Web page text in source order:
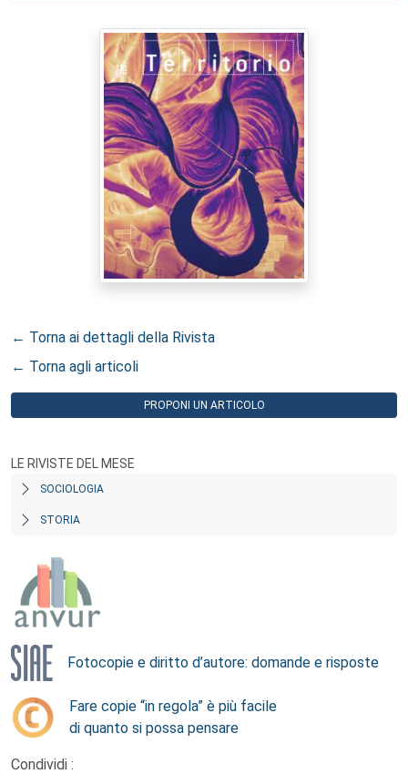
← Torna ai dettagli della Rivista
← Torna agli articoli
PROPONI UN ARTICOLO
LE RIVISTE DEL MESE
SOCIOLOGIA
STORIA
Fotocopie e diritto d’autore: domande e risposte
Fare copie “in regola” è più facile
di quanto si possa pensare
Condividi :